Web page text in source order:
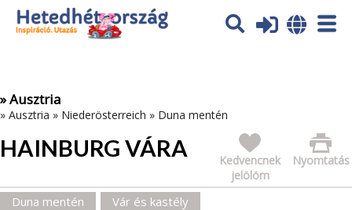
Az oldal sütiket (cookies) használ. További tájékoztatás itt:
Adatvédelmi tájékoztató
» Ausztria
» Ausztria » Niederösterreich » Duna mentén
HAINBURG VÁRA Nyomtatás
Kedvencnek
jelölöm
Duna mentén Vár és kastély